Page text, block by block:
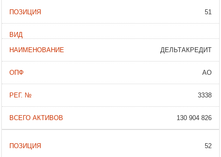
51
ДЕЛЬТАКРЕДИТ
АО
3338
130 904 826
52